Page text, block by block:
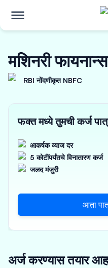
मशिनरी
RBI नोंदणीकृत NBFC
फक्त मध्ये तुमची कर्ज
आकर्षक व्याज दर
5 कोटींपर्यंतचे विनातारण कर्ज
जलद मंजुरी
अर्ज करण्यास तयार